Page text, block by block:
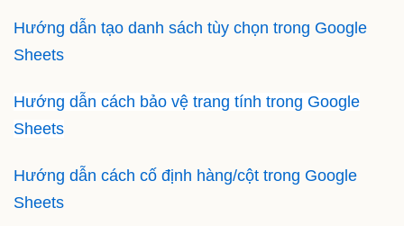
Hướng dẫn tạo danh sách tùy chọn trong Google
Sheets
Hướng dẫn cách bảo vệ trang tính trong Google
Sheets
Hướng dẫn cách cố định hàng/cột trong Google
Sheets